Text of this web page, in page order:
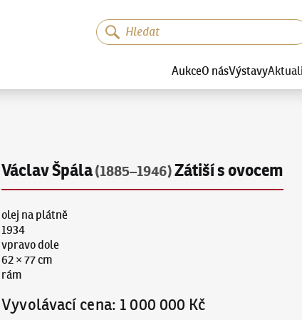
AukceO násVýstavy
Václav Špála(1885–1946)Zátiší s ovocem
olej na plátně
1934
vpravo dole
62 × 77 cm
rám
Vyvolávací cena: 1 000 000 Kč